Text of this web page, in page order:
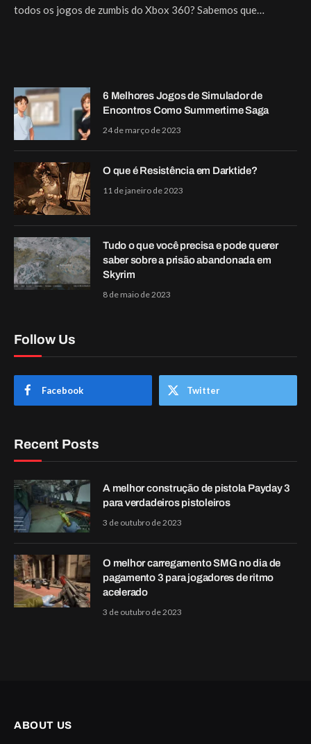
todos os jogos de zumbis do Xbox 360? Sabemos que…
6 Melhores Jogos de Simulador de
Encontros Como Summertime Saga
24 de março de 2023
O que é Resistência em Darktide?
11 de janeiro de 2023
Tudo o que você precisa e pode querer
saber sobre a prisão abandonada em
Skyrim
8 de maio de 2023
Follow Us
Facebook Twitter
Recent Posts
A melhor construção de pistola Payday 3
para verdadeiros pistoleiros
3 de outubro de 2023
O melhor carregamento SMG no dia de
pagamento 3 para jogadores de ritmo
acelerado
3 de outubro de 2023
ABOUT US